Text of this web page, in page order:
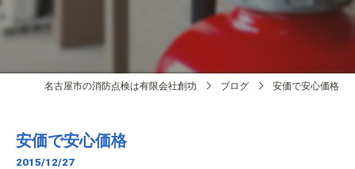
名古屋市の消防点検は有限会社創功 ブログ 安価で安心価格
安価で安心価格
2015/12/27